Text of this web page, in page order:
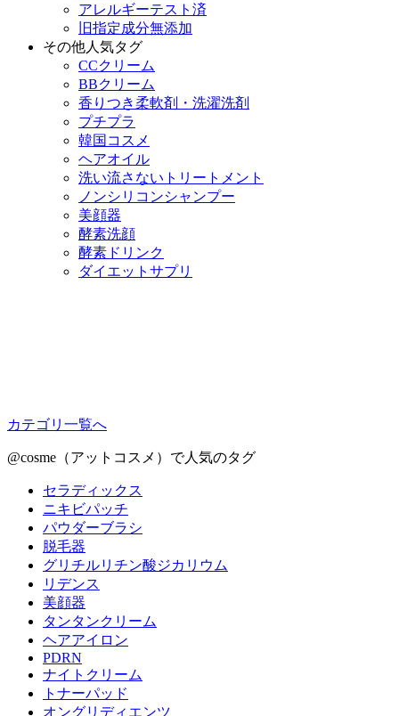
アレルギーテスト済
旧指定成分無添加
その他人気タグ
CCクリーム
BBクリーム
香りつき柔軟剤・洗濯洗剤
プチプラ
韓国コスメ
ヘアオイル
洗い流さないトリートメント
ノンシリコンシャンプー
美顔器
酵素洗顔
酵素ドリンク
ダイエットサプリ
カテゴリ一覧へ
@cosme（アットコスメ）で人気のタグ
セラディックス
ニキビパッチ
パウダーブラシ
脱毛器
グリチルリチン酸ジカリウム
リデンス
美顔器
タンタンクリーム
ヘアアイロン
PDRN
ナイトクリーム
トナーパッド
オングリディエンツ